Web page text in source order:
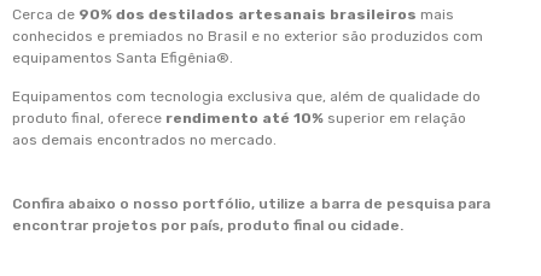
Cerca de 90% dos destilados artesanais brasileiros mais
conhecidos e premiados no Brasil e no exterior são produzidos com
equipamentos Santa Efigênia®.
Equipamentos com tecnologia exclusiva que, além de qualidade do
produto final, oferece rendimento até 10% superior em relação
aos demais encontrados no mercado.
Confira abaixo o nosso portfólio, utilize a barra de pesquisa para
encontrar projetos por país, produto final ou cidade.